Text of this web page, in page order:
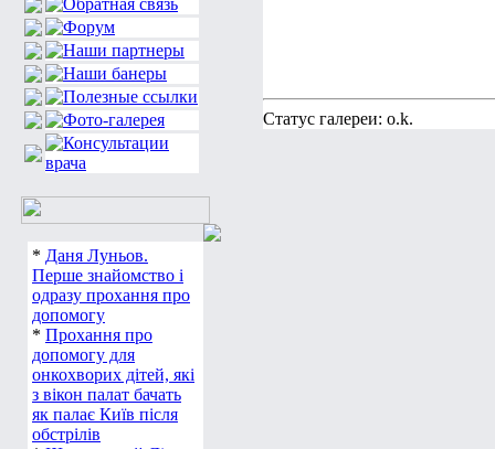
* Даня Луньов.
Перше знайомство і
одразу прохання про
допомогу
* Прохання про
допомогу для
онкохворих дітей, які
з вікон палат бачать
як палає Київ після
обстрілів
Статус галереи: o.k.